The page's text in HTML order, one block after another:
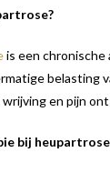
is een chronische
belasting
en pijn
bij heupartrose